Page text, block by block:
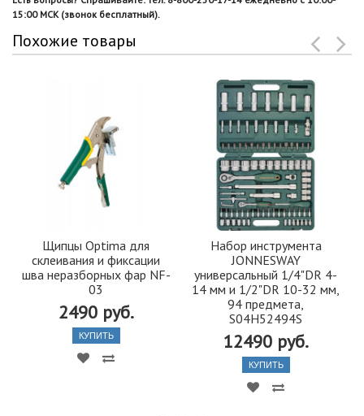
15:00 МСК (звонок бесплатный).
Похожие товары
Щипцы Optima для
склеивания и фиксации
шва неразборных фар NF-
03
2490 руб.
КУПИТЬ
Набор инструмента
JONNESWAY
универсальный 1/4"DR 4-
14 мм и 1/2"DR 10-32 мм,
94 предмета,
S04H52494S
12490 руб.
КУПИТЬ